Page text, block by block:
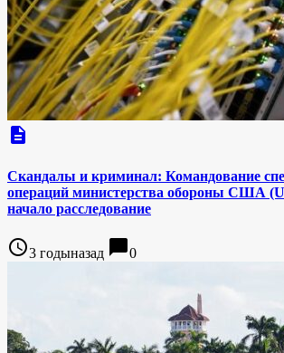
description
Скандалы и криминал: Командование
операций министерства обороны США
начало расследование
access_time3 годыназад chat_bubble0